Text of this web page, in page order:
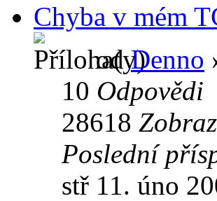
Chyba v mém
odDenno
10 Odpovědi
28618
Poslední
stř 11. úno